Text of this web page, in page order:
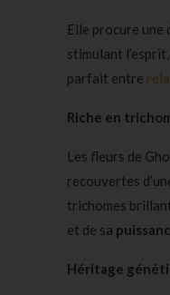
Elle procure
stimulant
parfait entre
Riche en
Les fleurs de
recouvertes
trichomes
et de sa
Héritage